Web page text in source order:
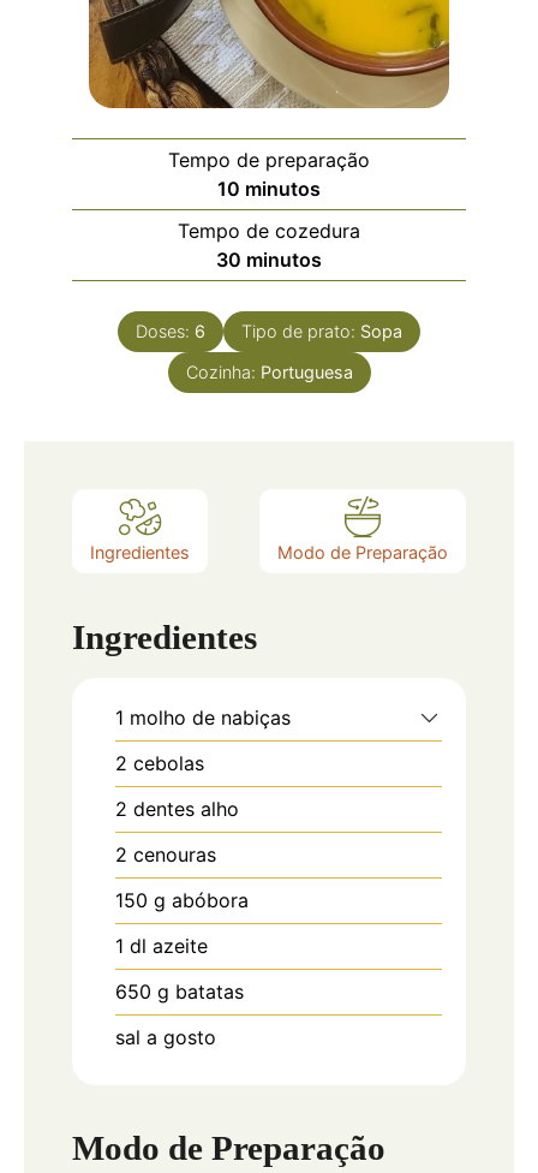
Tempo de preparação
10 minutos
Tempo de cozedura
30 minutos
Doses: 6 Tipo de prato: Sopa
Cozinha: Portuguesa
Ingredientes Modo de Preparação
Ingredientes
1 molho de nabiças
2 cebolas
2 dentes alho
2 cenouras
150 g abóbora
1 dl azeite
650 g batatas
sal a gosto
Modo de Preparação